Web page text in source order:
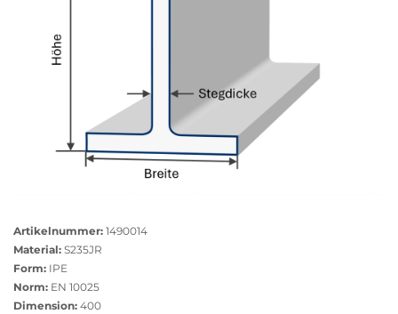
anzeigen
Artikelnummer: 1490014
Material: S235JR
Form: IPE
Norm: EN 10025
Dimension: 400